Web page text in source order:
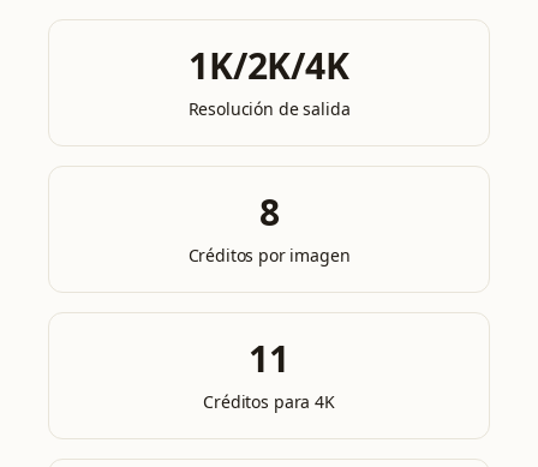
1K/2K/4K
Resolución de salida
8
Créditos por imagen
11
Créditos para 4K